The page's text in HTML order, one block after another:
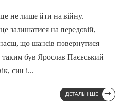
не лише йти на війну.
залишатися на передовій,
що шансів повернутися
таким був Ярослав Паєвський —
син і...
ДЕТАЛЬНІШЕ →